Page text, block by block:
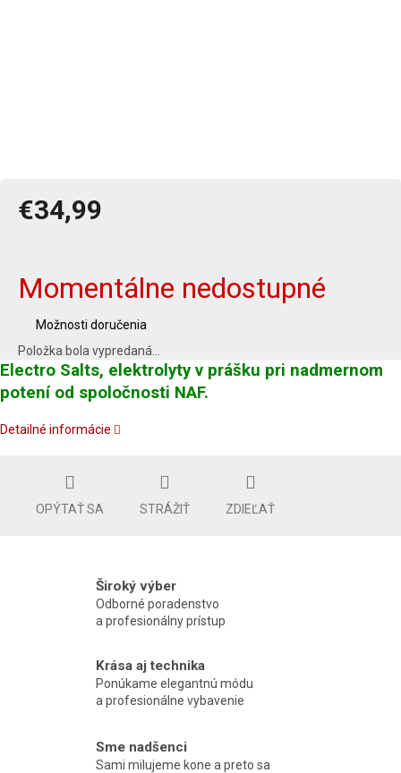
€34,99
Momentálne nedostupné
Možnosti doručenia
Položka bola vypredaná…
Electro Salts, elektrolyty v prášku pri nadmernom
potení od spoločnosti NAF.
Detailné informácie
OPÝTAŤ SA STRÁŽIŤ ZDIEĽAŤ
Široký výber
Odborné poradenstvo
a profesionálny prístup
Krása aj technika
Ponúkame elegantnú módu
a profesionálne vybavenie
Sme nadšenci
Sami milujeme kone a preto sa